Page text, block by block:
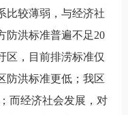
比较薄弱，与经济社
防洪标准普遍不足20
区，目前排涝标准仅
防洪标准更低；我区
而经济社会发展，对